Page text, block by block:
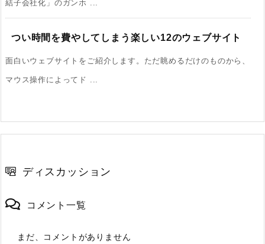
結子会社化」のガンホ ...
つい時間を費やしてしまう楽しい12のウェブサイト
面白いウェブサイトをご紹介します。ただ眺めるだけのものから、
マウス操作によってド ...
ディスカッション
コメント一覧
まだ、コメントがありません